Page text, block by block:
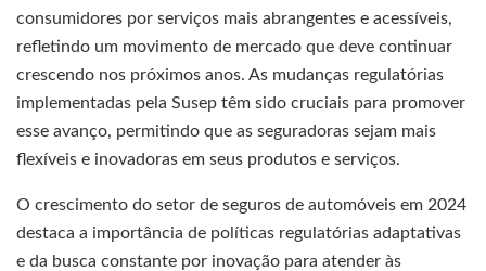
consumidores por serviços mais abrangentes e acessíveis,
refletindo um movimento de mercado que deve continuar
crescendo nos próximos anos. As mudanças regulatórias
implementadas pela Susep têm sido cruciais para promover
esse avanço, permitindo que as seguradoras sejam mais
flexíveis e inovadoras em seus produtos e serviços.
O crescimento do setor de seguros de automóveis em 2024
destaca a importância de políticas regulatórias adaptativas
e da busca constante por inovação para atender às